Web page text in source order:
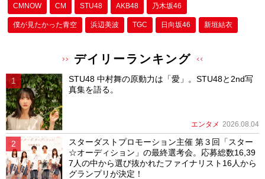
CMNOW CM STU48 AKB48 乃木坂46
僕が⾒たかった⻘空 浜辺美波 TGC 日向坂46 新垣結衣
デイリーランキング
STU48 中村舞の原動力は「愛」。STU48と2nd写
真集を語る。
エンタメ 2026.08.04
スターダストプロモーション主催 第３回「スター
☆オーディション」の最終選考会。応募総数16,39
7人の中から選び抜かれたファイナリスト16人から
グランプリが決定！